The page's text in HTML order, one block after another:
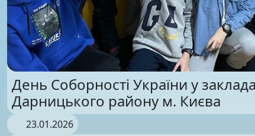
День Соборності України у
Дарницького району м. Києва
23.01.2026